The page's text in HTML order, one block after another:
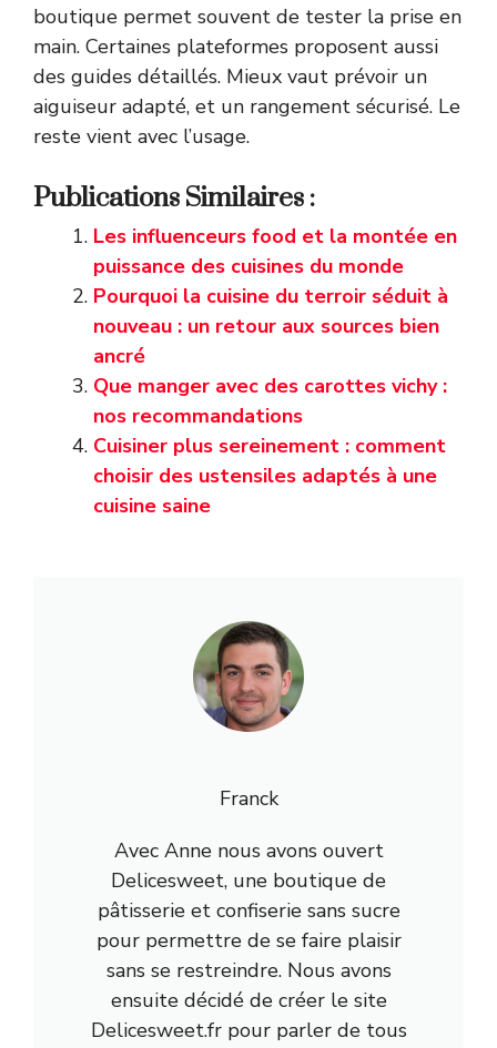
boutique permet souvent de tester la prise en
main. Certaines plateformes proposent aussi
des guides détaillés. Mieux vaut prévoir un
aiguiseur adapté, et un rangement sécurisé. Le
reste vient avec l’usage.
Publications Similaires :
Les influenceurs food et la montée en
puissance des cuisines du monde
Pourquoi la cuisine du terroir séduit à
nouveau : un retour aux sources bien
ancré
Que manger avec des carottes vichy :
nos recommandations
Cuisiner plus sereinement : comment
choisir des ustensiles adaptés à une
cuisine saine
Franck
Avec Anne nous avons ouvert
Delicesweet, une boutique de
pâtisserie et confiserie sans sucre
pour permettre de se faire plaisir
sans se restreindre. Nous avons
ensuite décidé de créer le site
Delicesweet.fr pour parler de tous